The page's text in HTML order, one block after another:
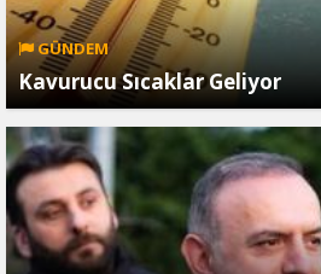
GÜNDEM
Kavurucu Sıcaklar Geliyor